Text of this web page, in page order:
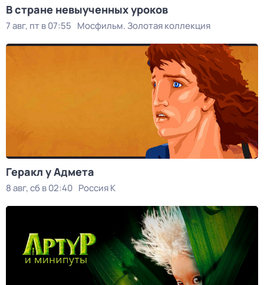
В стране невыученных уроков
7 авг, пт в 07:55 Мосфильм. Золотая коллекция
Геракл у Адмета
8 авг, сб в 02:40 Россия К